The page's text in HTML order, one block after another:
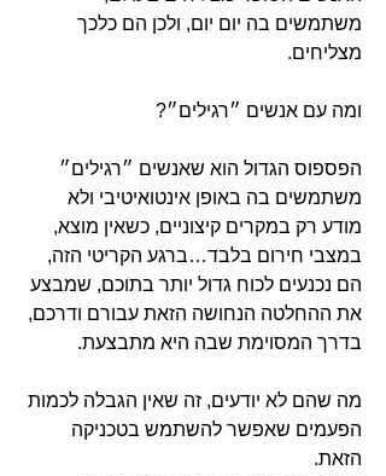
משתמשים בה יום יום, ולכן הם כלכך
מצליחים.
ומה עם אנשים ״רגילים״?
הפספוס הגדול הוא שאנשים ״רגילים״
משתמשים בה באופן אינטואיטיבי ולא
מודע רק במקרים קיצוניים, כשאין מוצא,
במצבי חירום בלבד…ברגע הקריטי הזה,
הם נכנעים לכוח גדול יותר בתוכם, שמבצע
את ההחלטה הנחושה הזאת עבורם ודרכם,
בדרך המסוימת שבה היא מתבצעת.
מה שהם לא יודעים, זה שאין הגבלה לכמות
הפעמים שאפשר להשתמש בטכניקה
הזאת.